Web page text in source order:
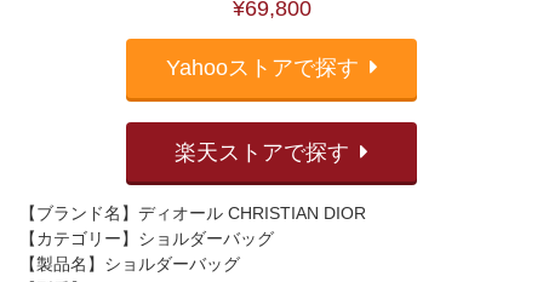
¥69,800
Yahooストアで探す
楽天ストアで探す
【ブランド名】ディオール CHRISTIAN DIOR
【カテゴリー】ショルダーバッグ
【製品名】ショルダーバッグ